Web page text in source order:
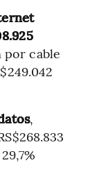
por cable
,